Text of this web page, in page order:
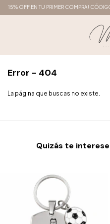
15% OFF EN TU PRIMER COMPRA!
Error - 404
La página que buscas no existe.
Quizás te